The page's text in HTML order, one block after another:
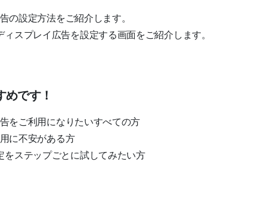
の設定方法をご紹介します。
スプレイ広告を設定する画面をご紹介します。
です！
をご利用になりたいすべての方
に不安がある方
をステップごとに試してみたい方